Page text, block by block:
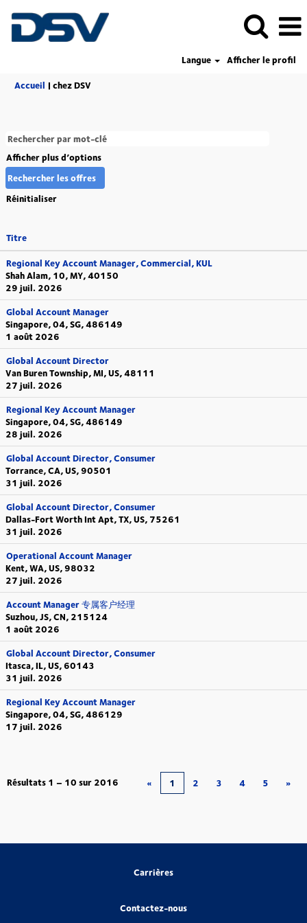
Langue
Afficher le profil
Accueil | chez DSV(page
Afficher plus d’options
Réinitialiser
Titre
Regional Key Account Manager, Commercial, KUL
Shah Alam, 10, MY, 40150
29 juil. 2026
Global Account Manager
Singapore, 04, SG, 486149
1 août 2026
Global Account Director
Van Buren Township, MI, US, 48111
27 juil. 2026
Regional Key Account Manager
Singapore, 04, SG, 486149
28 juil. 2026
Global Account Director, Consumer
Torrance, CA, US, 90501
31 juil. 2026
Global Account Director, Consumer
Dallas-Fort Worth Int Apt, TX, US, 75261
31 juil. 2026
Operational Account Manager
Kent, WA, US, 98032
27 juil. 2026
Account Manager 专属客户经理
Suzhou, JS, CN, 215124
1 août 2026
Global Account Director, Consumer
Itasca, IL, US, 60143
31 juil. 2026
Regional Key Account Manager
Singapore, 04, SG, 486129
17 juil. 2026
Résultats 1 – 10 sur 2016 « 1 2 3 4 5 »
Carrières
Contactez-nous